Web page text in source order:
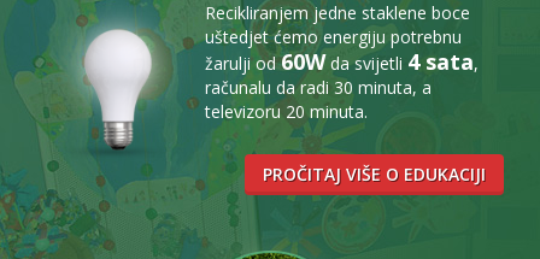
Recikliranjem jedne staklene boce
uštedjet ćemo energiju potrebnu
žarulji od60Wda svijetli 4 sata,
računalu da radi 30 minuta, a
televizoru 20 minuta.
PROČITAJ VIŠE O EDUKACIJI